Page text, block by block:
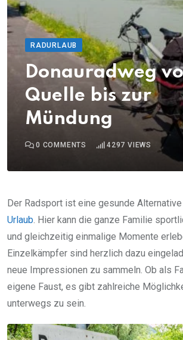
RADURLAUB
Donauradweg
Quelle bis zur
Mündung
0 COMMENTS 4297 VIEWS
Der Radsport ist eine gesunde
Urlaub. Hier kann die ganze Familie
und gleichzeitig einmalige Momente
Einzelkämpfer sind herzlich dazu
neue Impressionen zu sammeln. Ob als
eigene Faust, es gibt zahlreiche
unterwegs zu sein.